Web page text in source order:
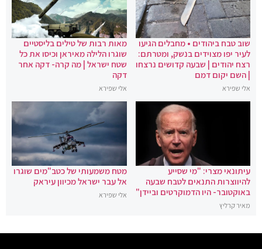
שוב טבח ביהודים • מחבלים הגיעו
לעיר יפו מצוידים בנשק, ומטרתם:
רצח יהודים | שבעה קדושים נרצחו
| השם יקום דמם
אלי שפירא
מאות רבות של טילים בליסטיים
שוגרו הלילה מאיראן וכיסו את כל
שטח ישראל | מה קרה- דקה אחר
דקה
אלי שפירא
עיתונאי מצרי: "מי שסייע
להיווצרות התנאים לטבח שבעה
באוקטובר- היו הדמוקרטים וביידן"
מאיר קרליץ
מטח משמעותי של כטב"מים שוגרו
אל עבר ישראל מכיוון עיראק
אלי שפירא